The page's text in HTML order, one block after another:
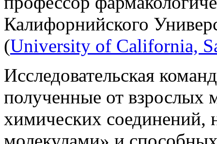
Калифорнийского
(University of California,
Исследовательская
полученные от взрослых
химических